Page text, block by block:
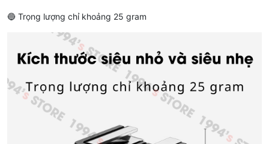
🔵 Trọng lượng chỉ khoảng 25 gram